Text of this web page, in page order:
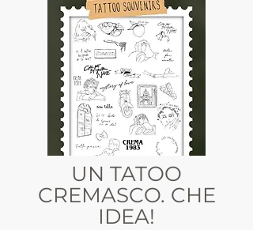
UN TATOO
CREMASCO. CHE
IDEA!